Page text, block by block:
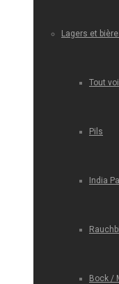
Lagers et
Tout
Pils
India
Bock /